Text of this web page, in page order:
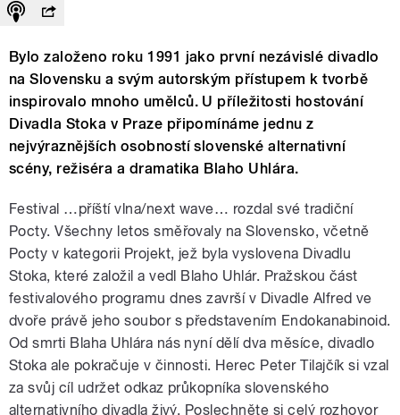
Bylo založeno roku 1991 jako první nezávislé divadlo
na Slovensku a svým autorským přístupem k tvorbě
inspirovalo mnoho umělců. U příležitosti hostování
Divadla Stoka v Praze připomínáme jednu z
nejvýraznějších osobností slovenské alternativní
scény, režiséra a dramatika Blaho Uhlára.
Festival …příští vlna/next wave… rozdal své tradiční
Pocty. Všechny letos směřovaly na Slovensko, včetně
Pocty v kategorii Projekt, jež byla vyslovena Divadlu
Stoka, které založil a vedl Blaho Uhlár. Pražskou část
festivalového programu dnes završí v Divadle Alfred ve
dvoře právě jeho soubor s představením Endokanabinoid.
Od smrti Blaha Uhlára nás nyní dělí dva měsíce, divadlo
Stoka ale pokračuje v činnosti. Herec Peter Tilajčík si vzal
za svůj cíl udržet odkaz průkopníka slovenského
alternativního divadla živý. Poslechněte si celý rozhovor